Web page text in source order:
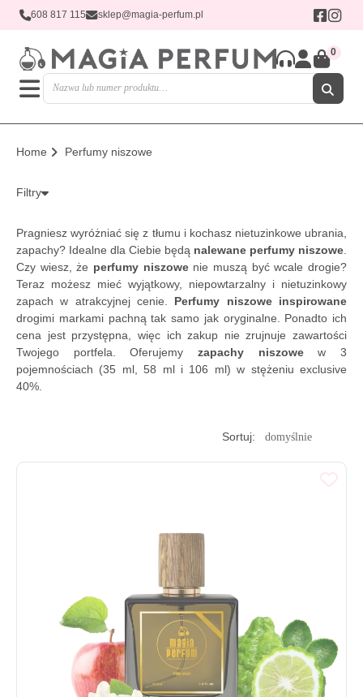
608 817 115 sklep@magia-perfum.pl
0
Home Perfumy niszowe
Filtry
Pragniesz wyróżniać się z tłumu i kochasz nietuzinkowe ubrania,
zapachy? Idealne dla Ciebie będą nalewane perfumy niszowe
Czy wiesz, że perfumy niszowenie muszą być wcale drogie?
Teraz możesz mieć wyjątkowy, niepowtarzalny i nietuzinkowy
zapach w atrakcyjnej cenie. Perfumy niszowe inspirowane
drogimi markami pachną tak samo jak oryginalne. Ponadto ich
cena jest przystępna, więc ich zakup nie zrujnuje zawartości
Twojego portfela. Oferujemy zapachy niszowew 3
pojemnościach (35 ml, 58 ml i 106 ml) w stężeniu exclusive
40%.
Sortuj: